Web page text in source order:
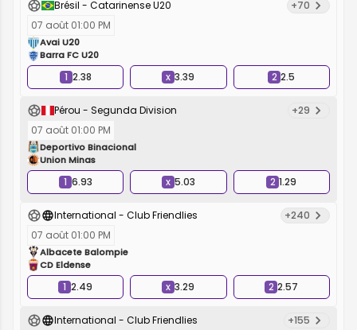
Brésil - Catarinense U20
+70
07 août 01:00 PM
Avai U20
Barra FC U20
1 2.38 x 3.39 2 2.5
Pérou - Segunda Division
+29
07 août 01:00 PM
Deportivo Binacional
Union Minas
1 6.93 x 5.03 2 1.29
International - Club Friendlies
+240
07 août 01:00 PM
Albacete Balompie
CD Eldense
1 2.49 x 3.29 2 2.57
International - Club Friendlies
+155